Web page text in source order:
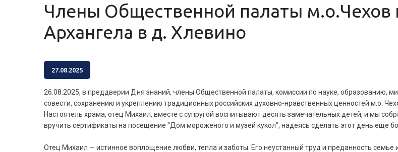
Члены Общественной палаты м.о.Чехов посетили Храм Михаила
Архангела в д. Хлевино
27.08.2025
26.08.2025, в преддверии Дня знаний, члены Общественной палаты, комиссии по науке, образованию,
совести, сохранению и укреплению традиционных российских духовно-нравственных ценностей м.о.
Настоятель храма, отец Михаил, вместе с супругой воспитывают десять замечательных детей, и мы
вручить сертификаты на посещение "Дом мороженого и музей кукол", надеясь сделать этот день еще
Отец Михаил — истинное воплощение любви, тепла и заботы. Его неустанный труд и преданность